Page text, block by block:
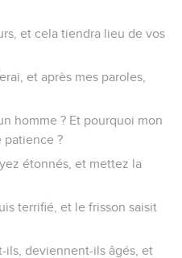
et cela tiendra lieu de vos
et après mes paroles,
homme ? Et pourquoi mon
patience ?
étonnés, et mettez la
terrifié, et le frisson saisit
ils, deviennent-ils âgés, et